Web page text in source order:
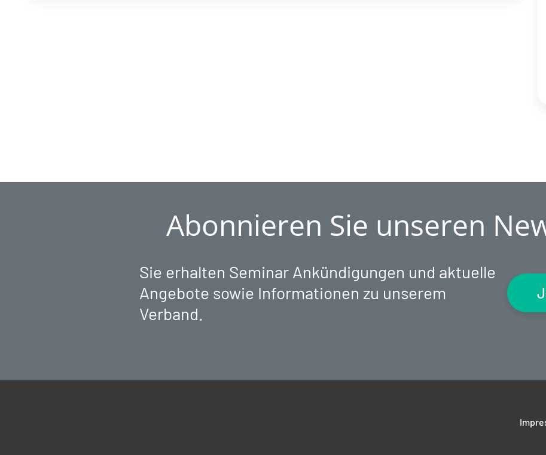
Abonnieren Sie unseren
Sie erhalten Seminar Ankündigungen und aktuelle
Angebote sowie Informationen zu unserem
Verband.